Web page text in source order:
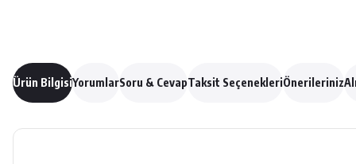
Ürün BilgisiYorumlarSoru & CevapTaksit SeçenekleriÖnerileriniz